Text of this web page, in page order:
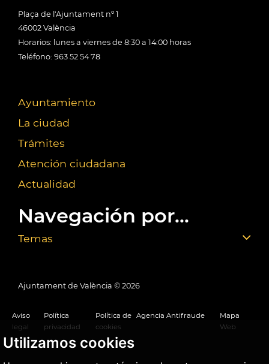
Utilizamos cookies
Plaça de l'Ajuntament nº 1
46002 València
Horarios: lunes a viernes de 8:30 a 14:00 horas
Teléfono: 963 52 54 78
Ayuntamiento
La ciudad
Trámites
Atención ciudadana
Actualidad
Navegación por...
Temas
Ajuntament de València © 2026
Aviso
legal
Política
privacidad
Política de
cookies
Agencia Antifraude
Mapa
Web